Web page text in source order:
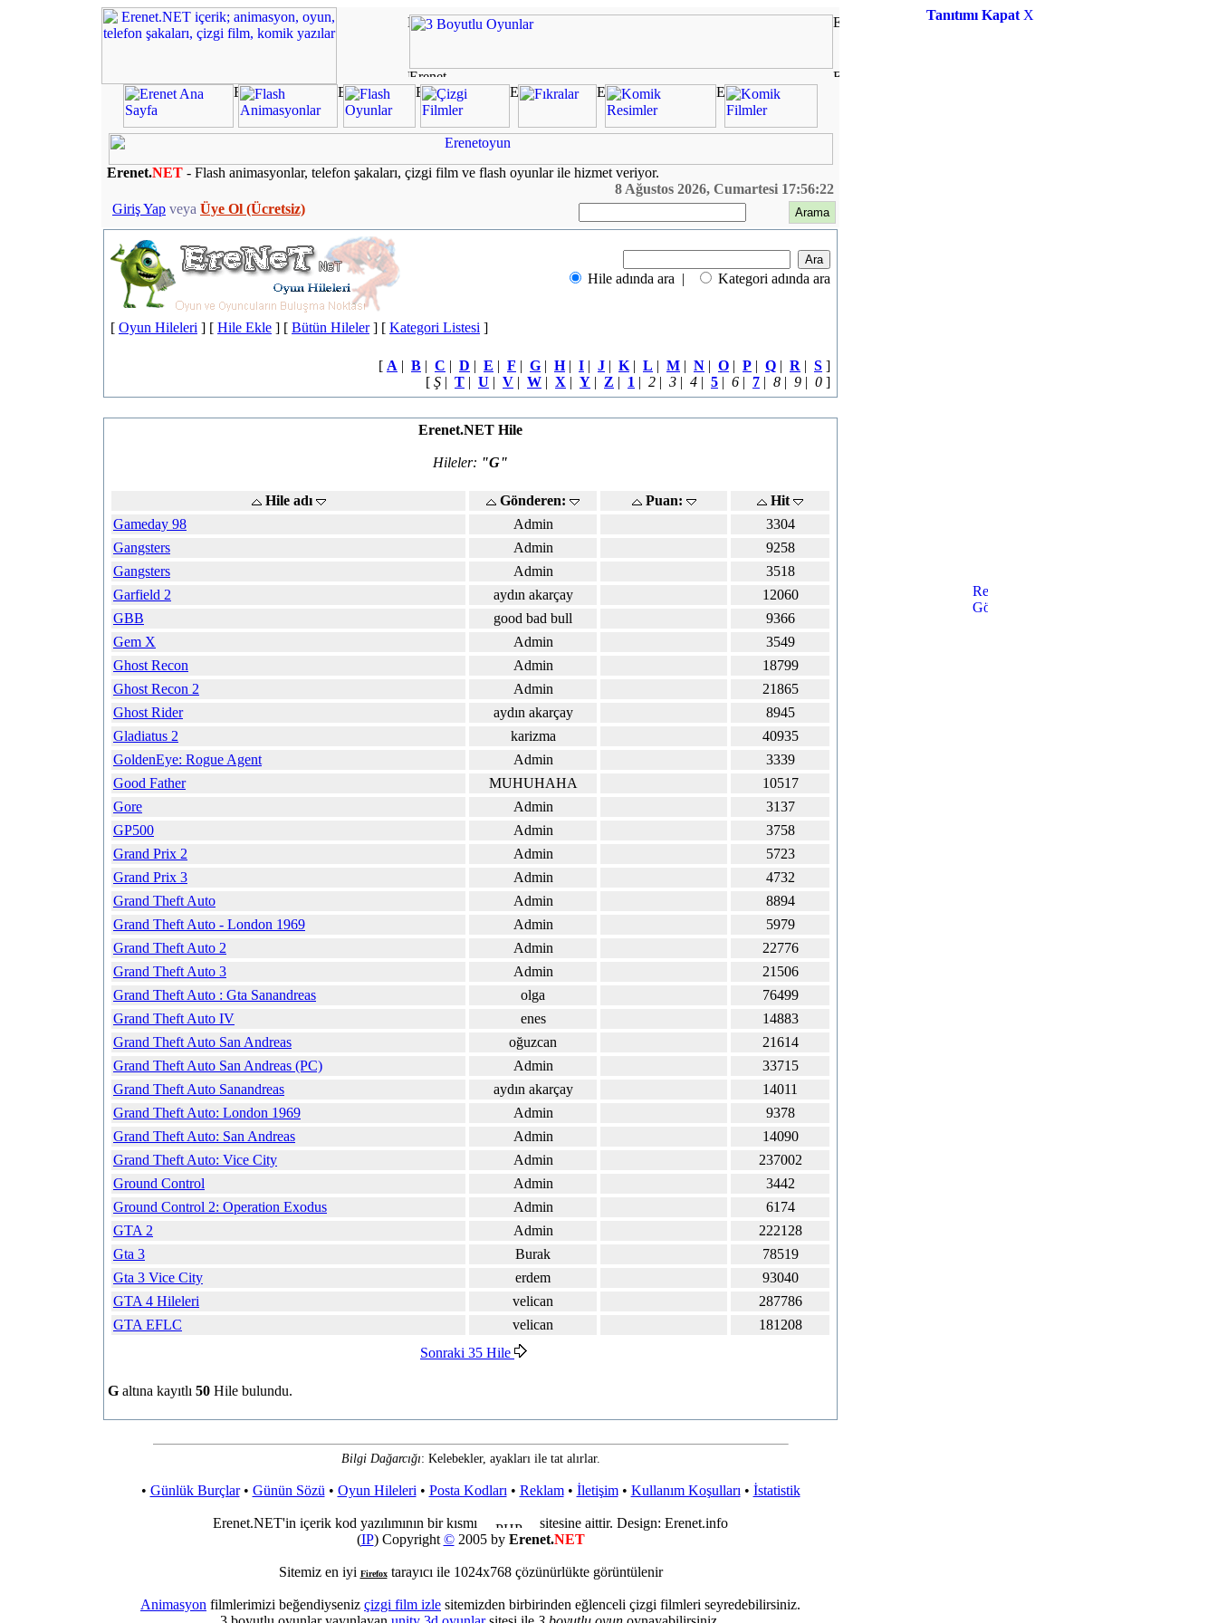
Erenet.NET - Flash animasyonlar, telefon şakaları, çizgi film ve flash oyunlar ile hizmet veriyor.
8 Ağustos 2026, Cumartesi 17:56:22
Giriş Yap veya Üye Ol (Ücretsiz)
Hile adında ara | Kategori adında ara
[ Oyun Hileleri ] [ Hile Ekle ] [ Bütün Hileler] [ Kategori Listesi ]
[ A | B | C | D | E | F | G | H| I | J | K | L | M | N | O | P | Q | R | S ]
[ Ş | T | U | V | W | X | Y | Z | 1 | 2 | 3 | 4 | 5 | 6 | 7 | 8 | 9 | 0 ]
Erenet.NET Hile
Hileler: "G"
Hile adı Gönderen: Puan:
Hit
Gameday 98
Admin
3304
Gangsters
Admin
9258
Gangsters
Admin
3518
Garfield 2
aydın akarçay
12060
GBB
good bad bull
9366
Gem X
Admin
3549
Ghost Recon
Admin
18799
Ghost Recon 2
Admin
21865
Ghost Rider
aydın akarçay
8945
Gladiatus 2
karizma
40935
GoldenEye: Rogue Agent
Admin
3339
Good Father
MUHUHAHA
10517
Gore
Admin
3137
GP500
Admin
3758
Grand Prix 2
Admin
5723
Grand Prix 3
Admin
4732
Grand Theft Auto
Admin
8894
Grand Theft Auto - London 1969
Admin
5979
Grand Theft Auto 2
Admin
22776
Grand Theft Auto 3
Admin
21506
Grand Theft Auto : Gta Sanandreas
olga
76499
Grand Theft Auto IV
enes
14883
Grand Theft Auto San Andreas
oğuzcan
21614
Grand Theft Auto San Andreas (PC)
Admin
33715
Grand Theft Auto Sanandreas
aydın akarçay
14011
Grand Theft Auto: London 1969
Admin
9378
Grand Theft Auto: San Andreas
Admin
14090
Grand Theft Auto: Vice City
Admin
237002
Ground Control
Admin
3442
Ground Control 2: Operation Exodus
Admin
6174
GTA 2
Admin
222128
Gta 3
Burak
78519
Gta 3 Vice City
erdem
93040
GTA 4 Hileleri
velican
287786
GTA EFLC
velican
181208
Sonraki 35 Hile
G altına kayıtlı 50 Hile bulundu.
Bilgi Dağarcığı: Kelebekler, ayakları ile tat alırlar.
• Günlük Burçlar• Günün Sözü • Oyun Hileleri • Posta Kodları • Reklam• İletişim• Kullanım Koşulları • İstatistik
Erenet.NET'in içerik kod yazılımının bir kısmı
sitesine aittir. Design: Erenet.info
(IP) Copyright ©2005 by Erenet.NET
Sitemiz en iyi Firefoxtarayıcı ile 1024x768 çözünürlükte görüntülenir
Animasyon filmlerimizi beğendiyseniz çizgi film izle sitemizden birbirinden eğlenceli çizgi filmleri seyredebilirsiniz.
Tanıtımı Kapat X